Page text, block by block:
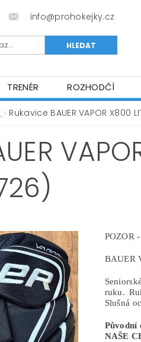
info@prohokejky.cz
TRENÉR ROZHODČÍ
PODMÍNKY NAPIŠTE
Rukavice BAUER VAPOR X800
POZOR
BAUER
ruku.
Slušná
Původní
NAŠE